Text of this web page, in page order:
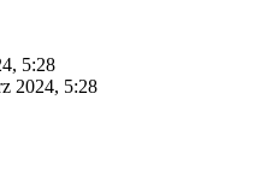
5:28
2024, 5:28